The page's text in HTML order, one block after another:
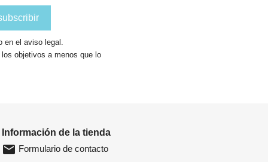
en el aviso legal.
objetivos a menos que lo
Información de la tienda
email Formulario de contacto